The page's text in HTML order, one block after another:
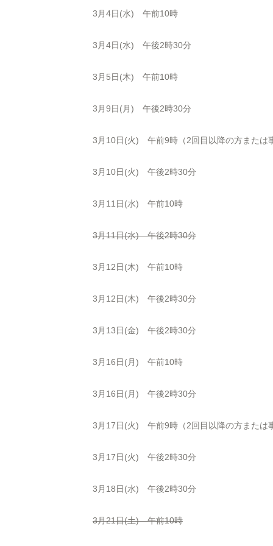
3月4日(水) 午前10時
3月4日(水) 午後2時30分
3月5日(木) 午前10時
3月9日(月) 午後2時30分
3月10日(火) 午前9時（2回目以降の方または
3月10日(火) 午後2時30分
3月11日(水) 午前10時
3月11日(水) 午後2時30分
3月12日(木) 午前10時
3月12日(木) 午後2時30分
3月13日(金) 午後2時30分
3月16日(月) 午前10時
3月16日(月) 午後2時30分
3月17日(火) 午前9時（2回目以降の方または
3月17日(火) 午後2時30分
3月18日(水) 午後2時30分
3月21日(土) 午前10時